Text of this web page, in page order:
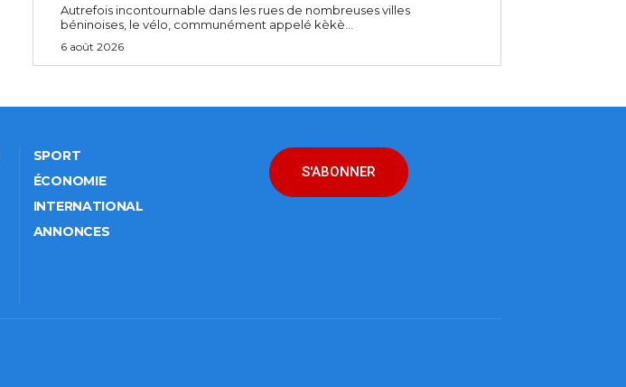
Autrefois incontournable dans les rues de nombreuses villes
béninoises, le vélo, communément appelé kèkè...
6 août 2026
SPORT
ÉCONOMIE
INTERNATIONAL
ANNONCES
S'ABONNER